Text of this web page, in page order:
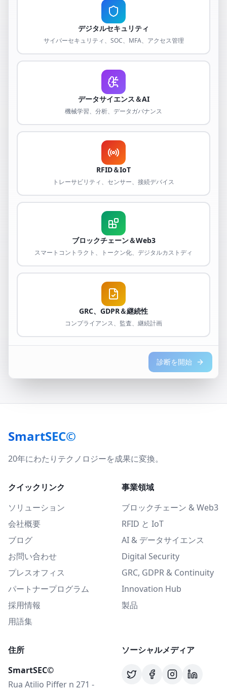
デジタルセキュリティ
サイバーセキュリティ、SOC、MFA、アクセス管理
データサイエンス＆AI
機械学習、分析、データガバナンス
RFID＆IoT
トレーサビリティ、センサー、接続デバイス
ブロックチェーン＆Web3
スマートコントラクト、トークン化、デジタルカストディ
GRC、GDPR＆継続性
コンプライアンス、監査、継続計画
診断を開始
SmartSEC©
20年にわたりテクノロジーを成果に変換。
クイックリンク
ソリューション
会社概要
ブログ
お問い合わせ
プレスオフィス
パートナープログラム
採用情報
用語集
事業領域
ブロックチェーン & Web3
RFID と IoT
AI & データサイエンス
Digital Security
GRC, GDPR & Continuity
Innovation Hub
製品
住所
SmartSEC©
Rua Atilio Piffer n 271 -
ソーシャルメディア